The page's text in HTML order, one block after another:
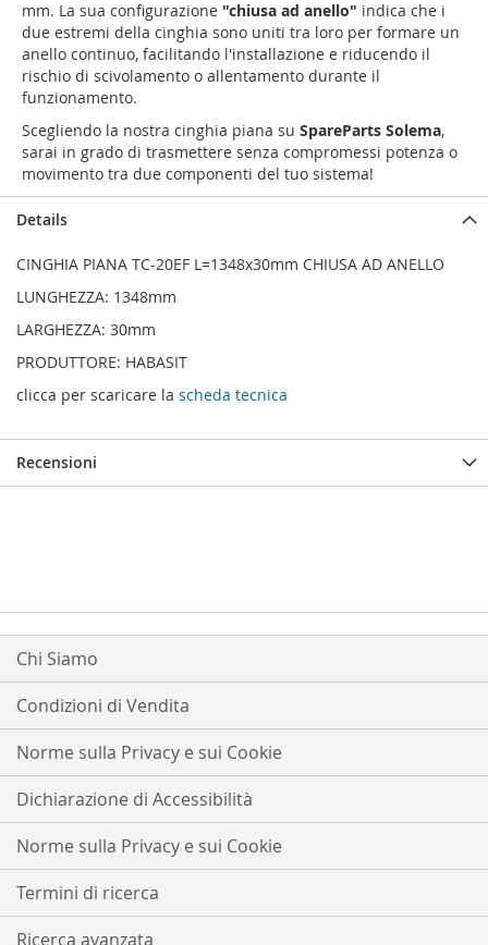
mm. La sua configurazione "chiusa ad anello" indica che i
due estremi della cinghia sono uniti tra loro per formare un
anello continuo, facilitando l'installazione e riducendo il
rischio di scivolamento o allentamento durante il
funzionamento.
Scegliendo la nostra cinghia piana su SpareParts Solema,
sarai in grado di trasmettere senza compromessi potenza o
movimento tra due componenti del tuo sistema!
Details
CINGHIA PIANA TC-20EF L=1348x30mm CHIUSA AD ANELLO
LUNGHEZZA: 1348mm
LARGHEZZA: 30mm
PRODUTTORE: HABASIT
clicca per scaricare la scheda tecnica
Recensioni
Chi Siamo
Condizioni di Vendita
Norme sulla Privacy e sui Cookie
Dichiarazione di Accessibilità
Norme sulla Privacy e sui Cookie
Termini di ricerca
Ricerca avanzata